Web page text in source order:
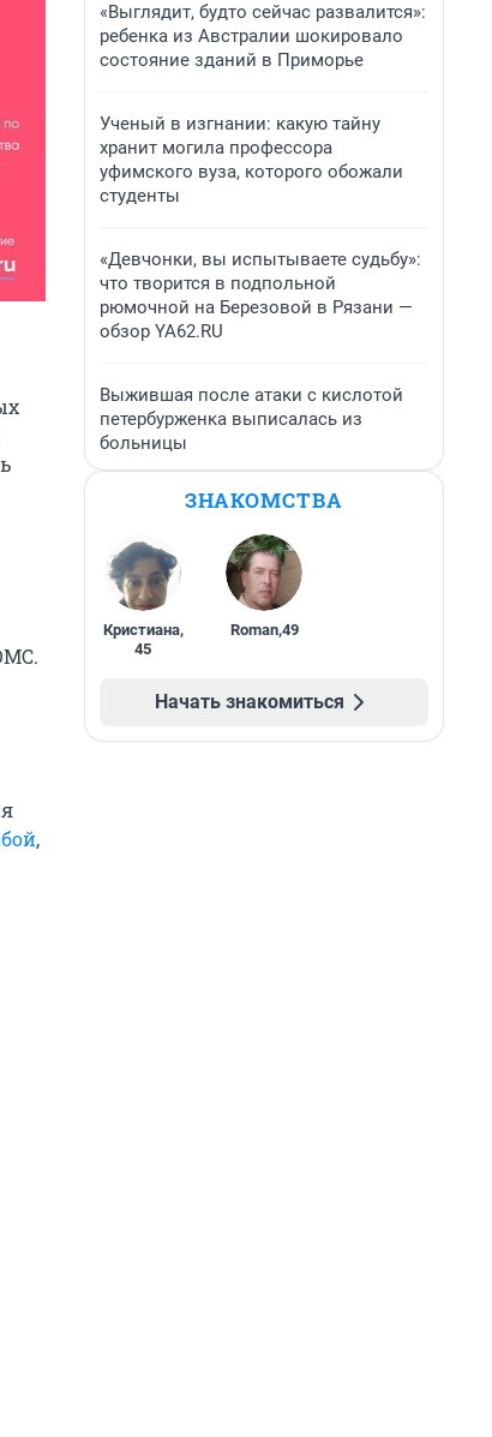
,
«Выглядит, будто сейчас развалится»:
ребенка из Австралии шокировало
состояние зданий в Приморье
Ученый в изгнании: какую тайну
хранит могила профессора
уфимского вуза, которого обожали
студенты
«Девчонки, вы испытываете судьбу»:
что творится в подпольной
рюмочной на Березовой в Рязани —
обзор YA62.RU
Выжившая после атаки с кислотой
петербурженка выписалась из
больницы
ЗНАКОМСТВА
Кристиана,
45
Roman,49
Начать знакомиться